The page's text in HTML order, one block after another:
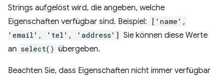
Strings aufgelöst wird, die angeben, welche
Eigenschaften verfügbar sind. Beispiel:
['name',
'email', 'tel', 'address'] Sie können diese Werte
an select() übergeben.
Beachten Sie, dass Eigenschaften nicht immer verfügbar